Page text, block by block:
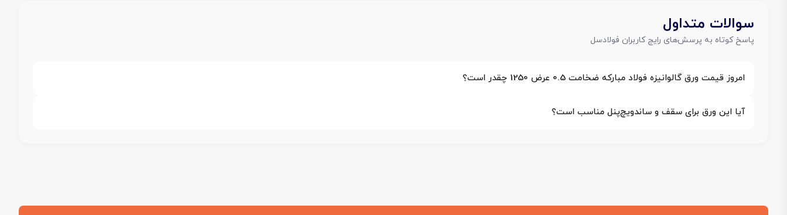
سوالات متداول
پاسخ کوتاه به پرسش‌های رایج کاربران فولادسل
امروز قیمت ورق گالوانیزه فولاد مبارکه ضخامت 0.5 عرض 1250 چقدر است؟
آیا این ورق برای سقف و ساندویچ‌پنل مناسب است؟